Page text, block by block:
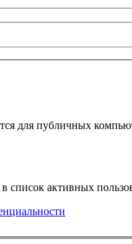
для публичных
список активных